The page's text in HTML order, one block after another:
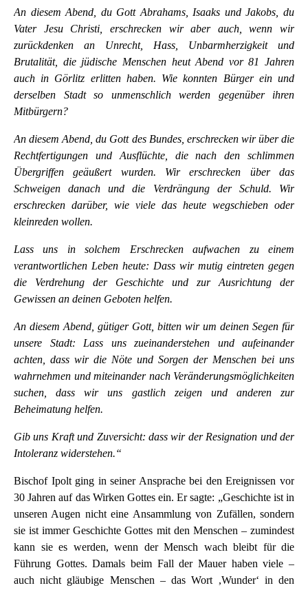
An diesem Abend, du Gott Abrahams, Isaaks und Jakobs, du
Vater Jesu Christi, erschrecken wir aber auch, wenn wir
zurückdenken an Unrecht, Hass, Unbarmherzigkeit und
Brutalität, die jüdische Menschen heut Abend vor 81 Jahren
auch in Görlitz erlitten haben. Wie konnten Bürger ein und
derselben Stadt so unmenschlich werden gegenüber ihren
Mitbürgern?
An diesem Abend, du Gott des Bundes, erschrecken wir über die
Rechtfertigungen und Ausflüchte, die nach den schlimmen
Übergriffen geäußert wurden. Wir erschrecken über das
Schweigen danach und die Verdrängung der Schuld. Wir
erschrecken darüber, wie viele das heute wegschieben oder
kleinreden wollen.
Lass uns in solchem Erschrecken aufwachen zu einem
verantwortlichen Leben heute: Dass wir mutig eintreten gegen
die Verdrehung der Geschichte und zur Ausrichtung der
Gewissen an deinen Geboten helfen.
An diesem Abend, gütiger Gott, bitten wir um deinen Segen für
unsere Stadt: Lass uns zueinanderstehen und aufeinander
achten, dass wir die Nöte und Sorgen der Menschen bei uns
wahrnehmen und miteinander nach Veränderungsmöglichkeiten
suchen, dass wir uns gastlich zeigen und anderen zur
Beheimatung helfen.
Gib uns Kraft und Zuversicht: dass wir der Resignation und der
Intoleranz widerstehen.“
Bischof Ipolt ging in seiner Ansprache bei den Ereignissen vor
30 Jahren auf das Wirken Gottes ein. Er sagte: „Geschichte ist in
unseren Augen nicht eine Ansammlung von Zufällen, sondern
sie ist immer Geschichte Gottes mit den Menschen – zumindest
kann sie es werden, wenn der Mensch wach bleibt für die
Führung Gottes. Damals beim Fall der Mauer haben viele –
auch nicht gläubige Menschen – das Wort ,Wunder‘ in den